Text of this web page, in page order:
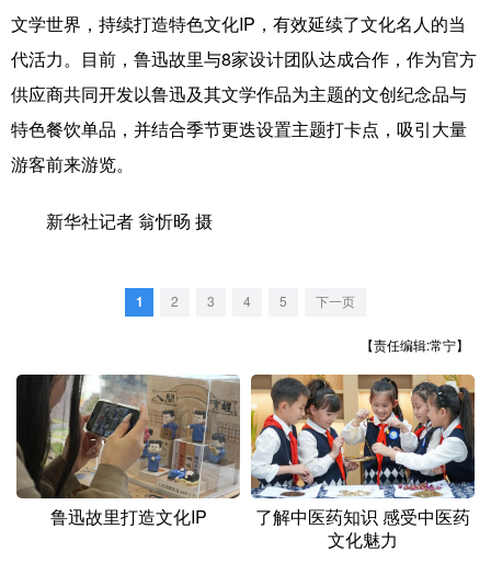
公益 一带一路 亚太网 上市公司
文化产业
北京 天津
山东 湖北 湖南
广东 广西 海南 重庆
四川 贵州 云南 西藏
陕西 甘肃 青海 宁夏
文学世界，持续打造特色文化IP，有效延续了文化名人的当
代活力。目前，鲁迅故里与8家设计团队达成合作，作为官方
供应商共同开发以鲁迅及其文学作品为主题的文创纪念品与
特色餐饮单品，并结合季节更迭设置主题打卡点，吸引大量
游客前来游览。
新华社记者 翁忻旸 摄
1 2 3 4 5 下一页
【责任编辑:常宁】
鲁迅故里打造文化IP
了解中医药知识 感受中医药
文化魅力